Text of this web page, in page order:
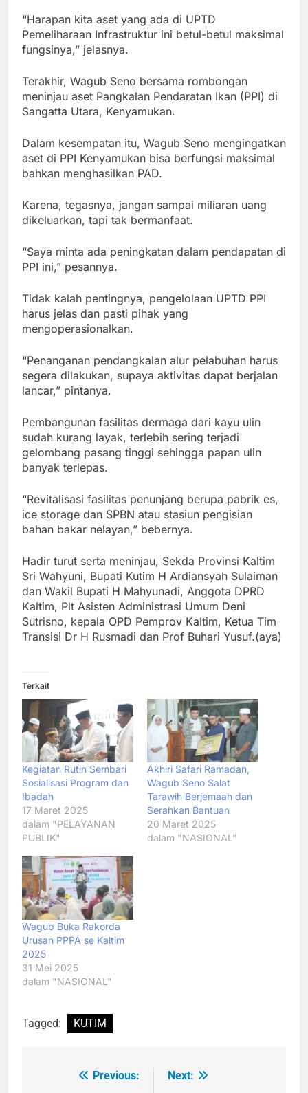
“Harapan kita aset yang ada di UPTD
Pemeliharaan Infrastruktur ini betul-betul maksimal
fungsinya,” jelasnya.
Terakhir, Wagub Seno bersama rombongan
meninjau aset Pangkalan Pendaratan Ikan (PPI) di
Sangatta Utara, Kenyamukan.
Dalam kesempatan itu, Wagub Seno mengingatkan
aset di PPI Kenyamukan bisa berfungsi maksimal
bahkan menghasilkan PAD.
Karena, tegasnya, jangan sampai miliaran uang
dikeluarkan, tapi tak bermanfaat.
“Saya minta ada peningkatan dalam pendapatan di
PPI ini,” pesannya.
Tidak kalah pentingnya, pengelolaan UPTD PPI
harus jelas dan pasti pihak yang
mengoperasionalkan.
“Penanganan pendangkalan alur pelabuhan harus
segera dilakukan, supaya aktivitas dapat berjalan
lancar,” pintanya.
Pembangunan fasilitas dermaga dari kayu ulin
sudah kurang layak, terlebih sering terjadi
gelombang pasang tinggi sehingga papan ulin
banyak terlepas.
“Revitalisasi fasilitas penunjang berupa pabrik es,
ice storage dan SPBN atau stasiun pengisian
bahan bakar nelayan,” bebernya.
Hadir turut serta meninjau, Sekda Provinsi Kaltim
Sri Wahyuni, Bupati Kutim H Ardiansyah Sulaiman
dan Wakil Bupati H Mahyunadi, Anggota DPRD
Kaltim, Plt Asisten Administrasi Umum Deni
Sutrisno, kepala OPD Pemprov Kaltim, Ketua Tim
Transisi Dr H Rusmadi dan Prof Buhari Yusuf.(aya)
Terkait
Kegiatan Rutin Sembari
Sosialisasi Program dan
Ibadah
17 Maret 2025
dalam "PELAYANAN
PUBLIK"
Akhiri Safari Ramadan,
Wagub Seno Salat
Tarawih Berjemaah dan
Serahkan Bantuan
20 Maret 2025
dalam "NASIONAL"
Wagub Buka Rakorda
Urusan PPPA se Kaltim
2025
31 Mei 2025
dalam "NASIONAL"
Tagged: KUTIM
NavigasiPrevious:
Next: